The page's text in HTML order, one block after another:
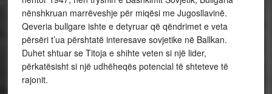
nënshkruan marrëveshje për miqësi me Jugosllavinë.
Qeveria bullgare ishte e detyruar që qëndrimet e veta
përsëri t’ua përshtatë interesave sovjetike në Ballkan.
Duhet shtuar se Titoja e shihte veten si një lider,
përkatësisht si një udhëheqës potencial të shteteve të
rajonit.